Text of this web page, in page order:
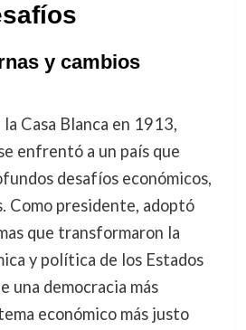
y cambios
Casa Blanca en 1913,
enfrentó a un país que
desafíos económicos,
Como presidente, adoptó
que transformaron la
y política de los Estados
una democracia más
económico más justo